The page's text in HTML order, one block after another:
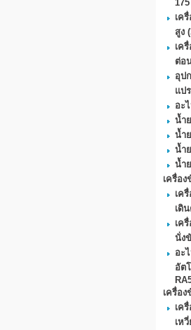
เค
สูง
เค
ต่อ
อุป
แป
อะ
น้ำ
น้ำ
น้ำ
น้ำ
เครื่อ
เค
เดิ
เค
นั่ง
อะ
อัต
เครื่อ
เค
เห